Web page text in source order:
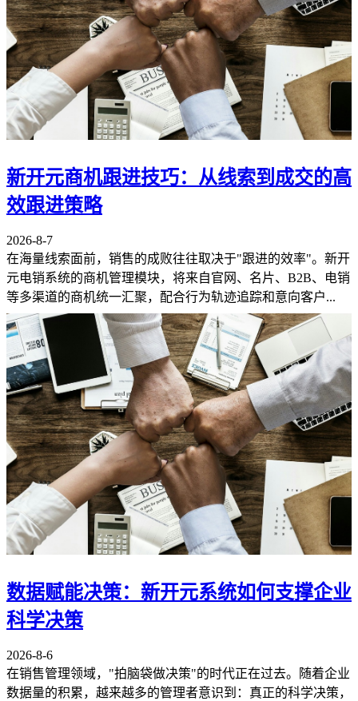
新开元商机跟进技巧：从线索到成交的高
效跟进策略
2026-8-7
在海量线索面前，销售的成败往往取决于"跟进的效率"。新开
元电销系统的商机管理模块，将来自官网、名片、B2B、电销
等多渠道的商机统一汇聚，配合行为轨迹追踪和意向客户...
数据赋能决策：新开元系统如何支撑企业
科学决策
2026-8-6
在销售管理领域，"拍脑袋做决策"的时代正在过去。随着企业
数据量的积累，越来越多的管理者意识到：真正的科学决策，